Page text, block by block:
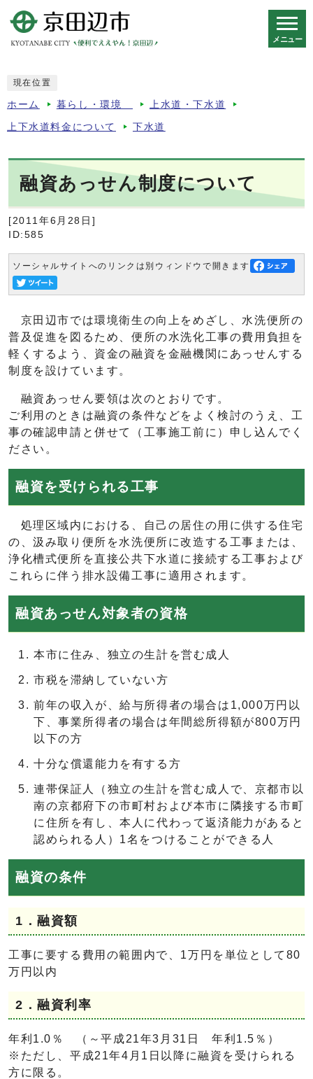
メニュー
現在位置
ホーム 暮らし・環境 上水道・下水道
上下水道料金について 下水道
融資あっせん制度について
[2011年6月28日]
ID:585
ソーシャルサイトへのリンクは別ウィンドウで開きます
京田辺市では環境衛生の向上をめざし、水洗便所の
普及促進を図るため、便所の水洗化工事の費用負担を
軽くするよう、資金の融資を金融機関にあっせんする
制度を設けています。
融資あっせん要領は次のとおりです。
ご利用のときは融資の条件などをよく検討のうえ、工
事の確認申請と併せて（工事施工前に）申し込んでく
ださい。
融資を受けられる工事
処理区域内における、自己の居住の用に供する住宅
の、汲み取り便所を水洗便所に改造する工事または、
浄化槽式便所を直接公共下水道に接続する工事および
これらに伴う排水設備工事に適用されます。
融資あっせん対象者の資格
本市に住み、独立の生計を営む成人
市税を滞納していない方
前年の収入が、給与所得者の場合は1,000万円以
下、事業所得者の場合は年間総所得額が800万円
以下の方
十分な償還能力を有する方
連帯保証人（独立の生計を営む成人で、京都市以
南の京都府下の市町村および本市に隣接する市町
に住所を有し、本人に代わって返済能力があると
認められる人）1名をつけることができる人
融資の条件
1．融資額
工事に要する費用の範囲内で、1万円を単位として80
万円以内
2．融資利率
年利1.0％ （～平成21年3月31日 年利1.5％）
※ただし、平成21年4月1日以降に融資を受けられる
方に限る。